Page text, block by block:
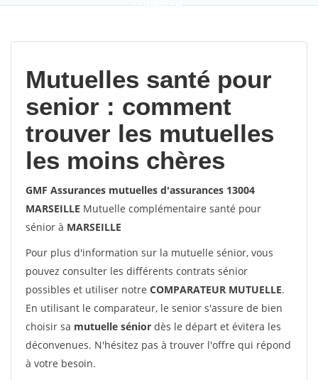
9,2(100%)452
Mutuelles santé pour
senior : comment
trouver les mutuelles
les moins chères
GMF Assurances mutuelles d'assurances 13004
MARSEILLE Mutuelle complémentaire santé pour
sénior à MARSEILLE
Pour plus d'information sur la mutuelle sénior, vous
pouvez consulter les différents contrats sénior
possibles et utiliser notre COMPARATEUR MUTUELLE.
En utilisant le comparateur, le senior s'assure de bien
choisir sa mutuelle sénior dès le départ et évitera les
déconvenues. N'hésitez pas à trouver l'offre qui répond
à votre besoin.